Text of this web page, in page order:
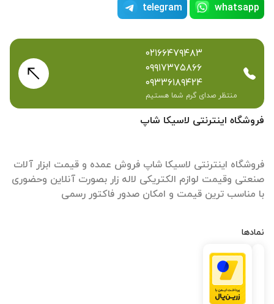
فروشگاه اینترنتی لاسیکا شاپ
فروشگاه اینترنتی لاسیکا شاپ فروش عمده و قیمت ابزار آلات
صنعتی وقیمت لوازم الکتریکی لاله زار بصورت آنلاین وحضوری
با مناسب ترین قیمت و امکان صدور فاکتور رسمی
نمادها
whatsapp
telegram
۰۲۱۶۶۴۷۹۴۸۳
۰۹۹۱۷۳۷۵۸۶۶
۰۹۳۳۶۱۸۹۴۲۴
منتظر صدای گرم شما هستیم